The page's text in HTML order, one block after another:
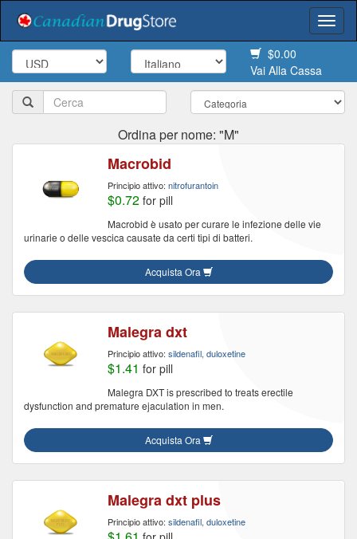
$0.00
Vai Alla Cassa
Ordina per nome: "M"
Macrobid
Principio attivo: nitrofurantoin
$0.72 for pill
Macrobid è usato per curare le infezione delle vie
urinarie o delle vescica causate da certi tipi di batteri.
Acquista Ora
Malegra dxt
Principio attivo: sildenafil, duloxetine
$1.41 for pill
Malegra DXT is prescribed to treats erectile
dysfunction and premature ejaculation in men.
Acquista Ora
Malegra dxt plus
Principio attivo: sildenafil, duloxetine